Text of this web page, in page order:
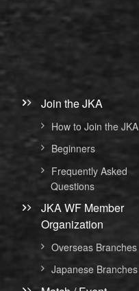
Join the JKA
How to Join the JKA
Beginners
Frequently Asked
Questions
JKA WF Member
Organization
Overseas Branches
Japanese Branches